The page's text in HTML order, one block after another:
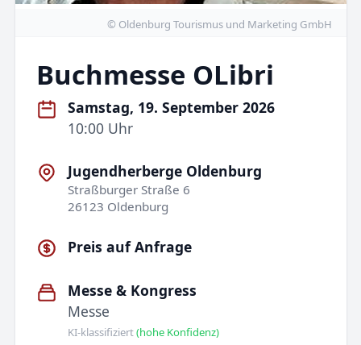
© Oldenburg Tourismus und Marketing GmbH
Buchmesse OLibri
Samstag, 19. September 2026
10:00 Uhr
Jugendherberge Oldenburg
Straßburger Straße 6
26123 Oldenburg
Preis auf Anfrage
Messe & Kongress
Messe
KI-klassifiziert(hohe Konfidenz)